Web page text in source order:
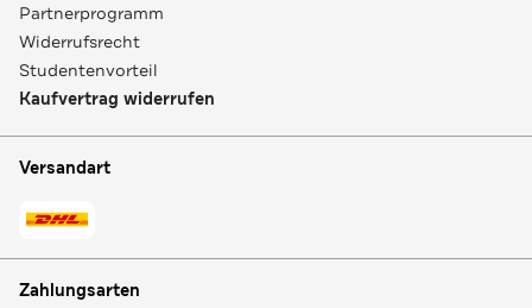
Partnerprogramm
Widerrufsrecht
Studentenvorteil
Kaufvertrag widerrufen
Versandart
Zahlungsarten